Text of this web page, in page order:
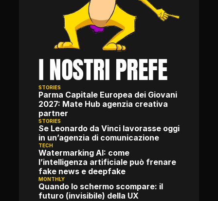
I NOSTRI PREFE
STORIES
Parma Capitale Europea dei Giovani
2027: Mate Hub agenzia creativa
partner
STORIES
Se Leonardo da Vinci lavorasse oggi
in un’agenzia di comunicazione
TECH
Watermarking AI: come
l’intelligenza artificiale può frenare
fake news e deepfake
MONTHLY
Quando lo schermo scompare: il
futuro (invisibile) della UX